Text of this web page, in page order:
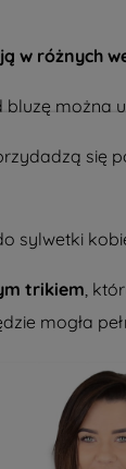
w różnych
można
się
sylwetki
trikiem ,
mogła